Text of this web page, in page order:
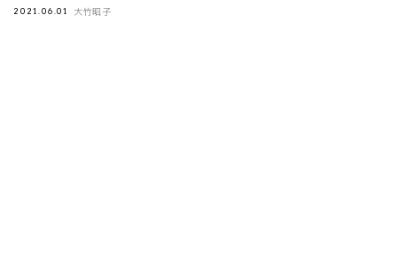
2021.06.01 大竹昭子